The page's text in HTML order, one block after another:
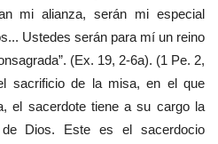
mi alianza, serán mi especial
Ustedes serán para mí un reino
(Ex. 19, 2-6a). (1 Pe. 2,
sacrificio de la misa, en el que
el sacerdote tiene a su cargo la
Dios. Este es el sacerdocio